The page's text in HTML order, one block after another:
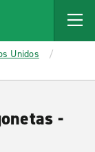
Unidos
-